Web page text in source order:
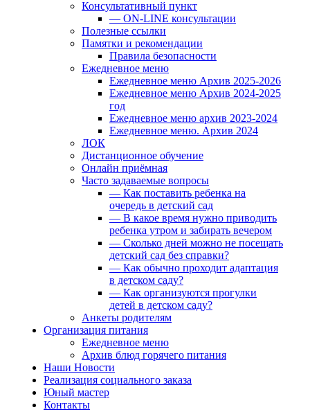
Консультативный пункт
— ON-LINE консультации
Полезные ссылки
Памятки и рекомендации
Правила безопасности
Ежедневное меню
Ежедневное меню Архив 2025-2026
Ежедневное меню Архив 2024-2025
год
Ежедневное меню архив 2023-2024
Ежедневное меню. Архив 2024
ЛОК
Дистанционное обучение
Онлайн приёмная
Часто задаваемые вопросы
— Как поставить ребенка на
очередь в детский сад
— В какое время нужно приводить
ребенка утром и забирать вечером
— Сколько дней можно не посещать
детский сад без справки?
— Как обычно проходит адаптация
в детском саду?
— Как организуются прогулки
детей в детском саду?
Анкеты родителям
Организация питания
Ежедневное меню
Архив блюд горячего питания
Наши Новости
Реализация социального заказа
Юный мастер
Контакты